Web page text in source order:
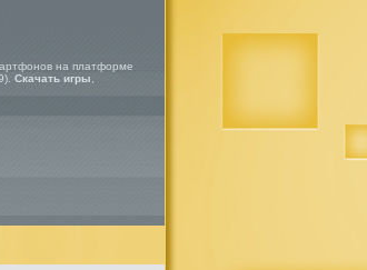
на платформе
Скачать игры